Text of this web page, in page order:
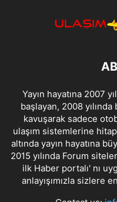
Yayın hayatına 2007
başlayan, 2008
kavuşarak sadece
ulaşım sistemlerine hitap
altında yayın hayatına
2015 yılında Forum
ilk Haber portalı' nı
anlayışımızla sizlere